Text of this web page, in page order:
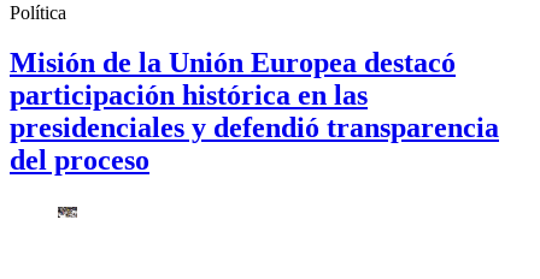
Política
Misión de la Unión Europea destacó
participación histórica en las
presidenciales y defendió transparencia
del proceso